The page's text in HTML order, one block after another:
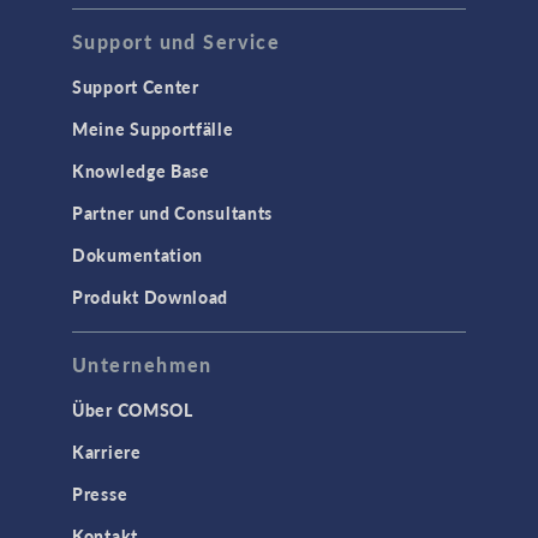
Support und Service
Support Center
Meine Supportfälle
Knowledge Base
Partner und Consultants
Dokumentation
Produkt Download
Unternehmen
Über COMSOL
Karriere
Presse